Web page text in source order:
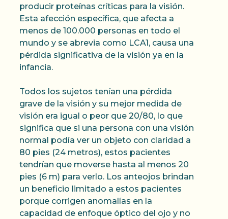
producir proteínas críticas para la visión.
Esta afección específica, que afecta a
menos de 100.000 personas en todo el
mundo y se abrevia como LCA1, causa una
pérdida significativa de la visión ya en la
infancia.
Todos los sujetos tenían una pérdida
grave de la visión y su mejor medida de
visión era igual o peor que 20/80, lo que
significa que si una persona con una visión
normal podía ver un objeto con claridad a
80 pies (24 metros), estos pacientes
tendrían que moverse hasta al menos 20
pies (6 m) para verlo. Los anteojos brindan
un beneficio limitado a estos pacientes
porque corrigen anomalías en la
capacidad de enfoque óptico del ojo y no